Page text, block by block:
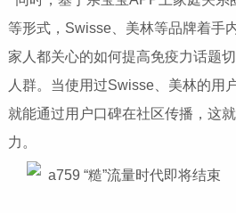
等形式，Swisse、美林等品牌着手
家人都关心的如何提高免疫力话题
人群。当使用过Swisse、美林的用
就能通过用户口碑在社区传播，这
力。